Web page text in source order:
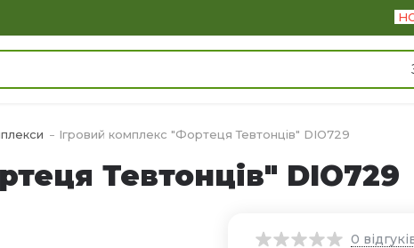
Ігровий комплекс "Фортеця Тевтонців" DIO729
Тевтонців" DIO729
0